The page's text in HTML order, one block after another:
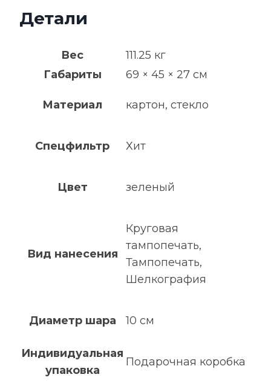
Детали
Вес
111.25 кг
Габариты
69 × 45 × 27 см
Материал картон, стекло
Спецфильтр Хит
Цвет зеленый
Вид нанесения
Круговая
тампопечать,
Тампопечать,
Шелкография
Диаметр шара 10 см
Индивидуальная
упаковка
Подарочная коробка